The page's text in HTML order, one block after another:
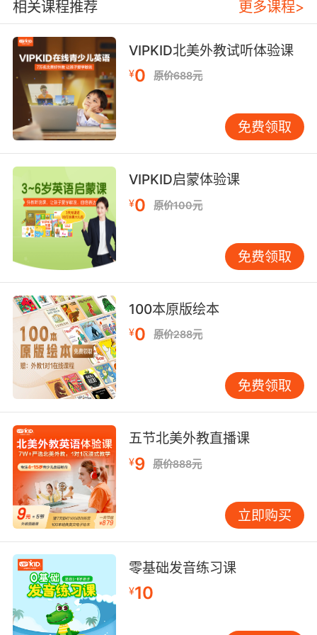
相关课程推荐 更多课程>
VIPKID北美外教试听体验课
¥0 原价688元
免费领取
VIPKID启蒙体验课
¥0 原价100元
免费领取
100本原版绘本
¥0 原价288元
免费领取
五节北美外教直播课
¥9 原价888元
立即购买
零基础发音练习课
¥10